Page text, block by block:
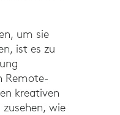
um sie
ist es zu
Remote-
kreativen
wie